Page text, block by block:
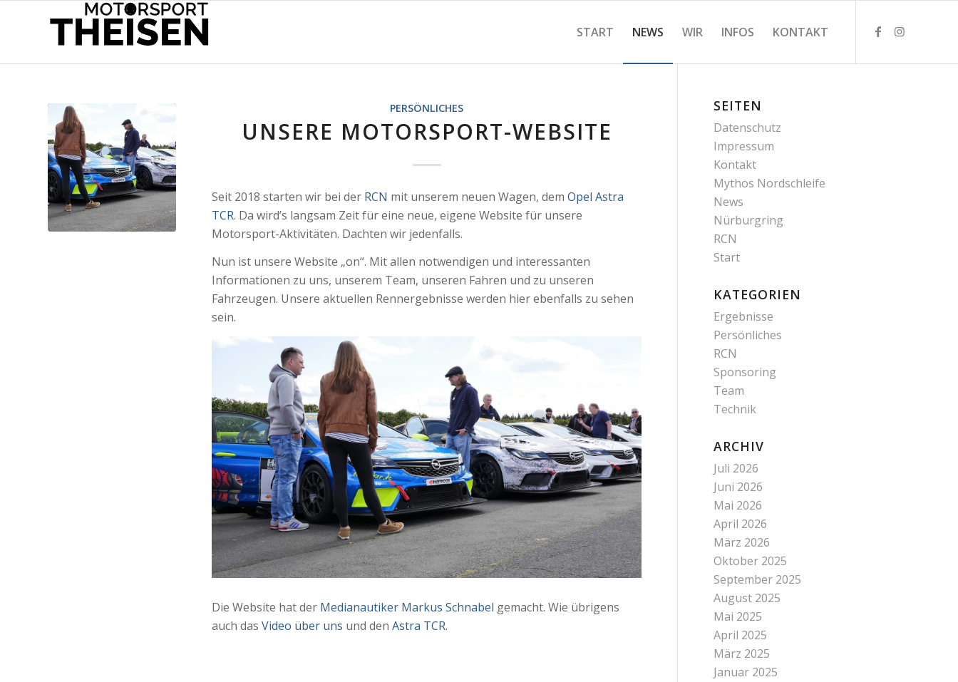
START NEWS WIR INFOS KONTAKT
PERSÖNLICHES
UNSERE MOTORSPORT-WEBSITE
Seit 2018 starten wir bei der RCN mit unserem neuen Wagen, dem Opel Astra
TCR. Da wird’s langsam Zeit für eine neue, eigene Website für unsere
Motorsport-Aktivitäten. Dachten wir jedenfalls.
Nun ist unsere Website „on“. Mit allen notwendigen und interessanten
Informationen zu uns, unserem Team, unseren Fahren und zu unseren
Fahrzeugen. Unsere aktuellen Rennergebnisse werden hier ebenfalls zu sehen
sein.
Die Website hat der Medianautiker Markus Schnabel gemacht. Wie übrigens
auch das Video über uns und den Astra TCR.
SEITEN
Datenschutz
Impressum
Kontakt
Mythos Nordschleife
News
Nürburgring
RCN
Start
KATEGORIEN
Ergebnisse
Persönliches
RCN
Sponsoring
Team
Technik
ARCHIV
Juli 2026
Juni 2026
Mai 2026
April 2026
März 2026
Oktober 2025
September 2025
August 2025
Mai 2025
April 2025
März 2025
Januar 2025